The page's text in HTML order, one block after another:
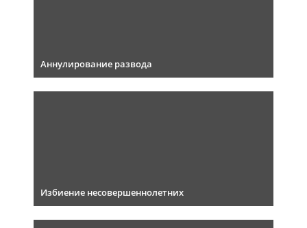
Аннулирование развода
Избиение несовершеннолетних